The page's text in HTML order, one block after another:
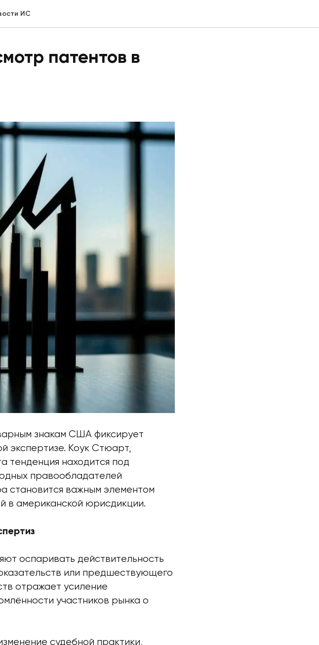
ИС
патентов в
знакам США фиксирует
экспертизе. Коук Стюарт,
тенденция находится под
правообладателей
становится важным элементом
в американской юрисдикции.
оспаривать действительность
или предшествующего
отражает усиление
участников рынка о
судебной практики,